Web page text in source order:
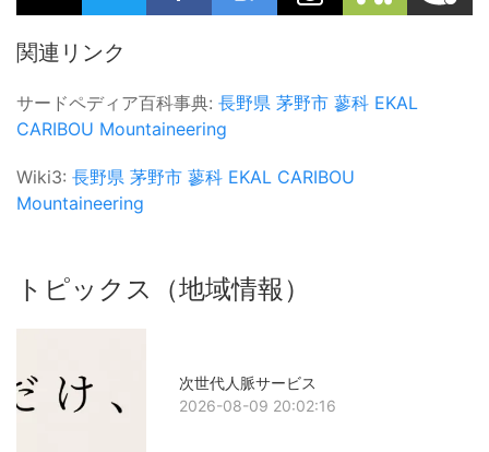
関連リンク
サードペディア百科事典: 長野県 茅野市 蓼科 EKAL
CARIBOU Mountaineering
Wiki3: 長野県 茅野市 蓼科 EKAL CARIBOU
Mountaineering
トピックス（地域情報）
次世代人脈サービス
2026-08-09 20:02:16